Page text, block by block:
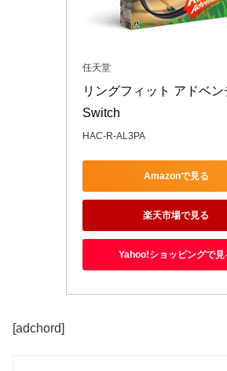
任天堂
リングフィット アドベ
Switch
HAC-R-AL3PA
Amazonで見る
楽天市場で見る
Yahoo!ショッピングで見
[adchord]